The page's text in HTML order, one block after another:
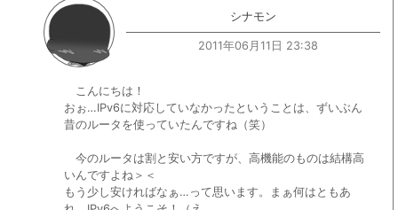
シナモン
2011年06月11日 23:38
こんにちは！
おぉ…IPv6に対応していなかったということは、ずいぶん
昔のルータを使っていたんですね（笑）
今のルータは割と安い方ですが、高機能のものは結構高
いんですよね＞＜
もう少し安ければなぁ…って思います。まぁ何はともあ